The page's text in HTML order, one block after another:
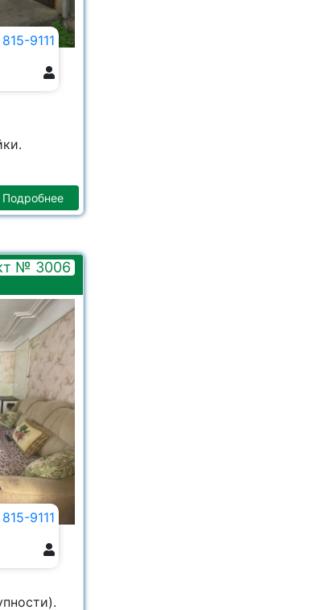
9111
Подробнее
№ 3006
9111